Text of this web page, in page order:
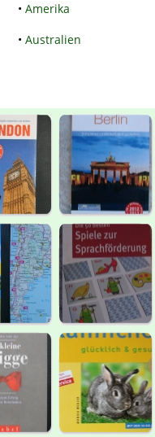
•Amerika
•Australien